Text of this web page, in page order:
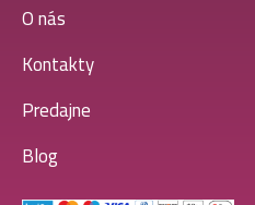
O nás
Kontakty
Predajne
Blog